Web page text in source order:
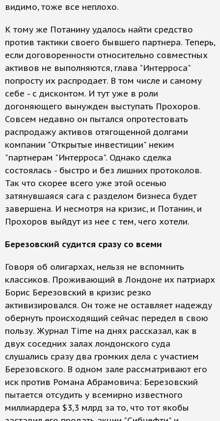
видимо, тоже все неплохо.
К тому же Потанину удалось найти средство
против тактики своего бывшего партнера. Теперь,
если договоренности относительно совместных
активов не выполняются, глава "Интерроса"
попросту их распродает. В том числе и самому
себе - с дисконтом. И тут уже в роли
догоняющего вынужден выступать Прохоров.
Совсем недавно он пытался опротестовать
распродажу активов отягощенной долгами
компании "Открытые инвестиции" неким
"партнерам "Интерроса". Однако сделка
состоялась - быстро и без лишних протоколов.
Так что скорее всего уже этой осенью
затянувшаяся сага с разделом бизнеса будет
завершена. И несмотря на кризис, и Потанин, и
Прохоров выйдут из нее с тем, чего хотели.
Березовский судится сразу со всеми
Говоря об олигархах, нельзя не вспомнить
классиков. Проживающий в Лондоне их патриарх
Борис Березовский в кризис резко
активизировался. Он тоже не оставляет надежду
обернуть происходящий сейчас передел в свою
пользу. Журнал Time на днях рассказал, как в
двух соседних залах лондонского суда
слушались сразу два громких дела с участием
Березовского. В одном зале рассматривают его
иск против Романа Абрамовича: Березовский
пытается отсудить у всемирно известного
миллиардера $3,3 млрд за то, что тот якобы